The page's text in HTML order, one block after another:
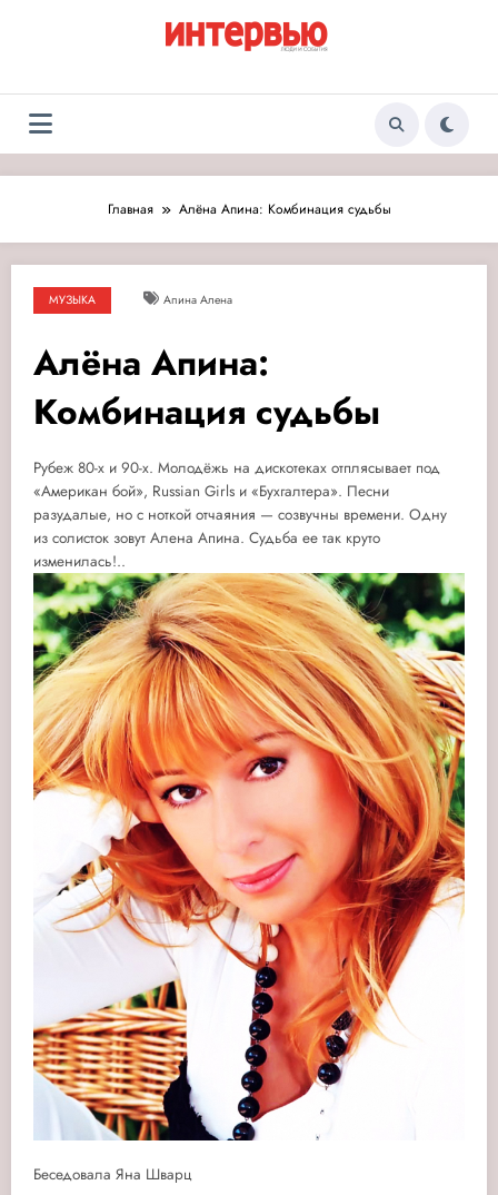
Журнал «Интервью:
Люди и события»
Люди и события
Главная Алёна Апина: Комбинация судьбы
МУЗЫКА Апина Алена
Алёна Апина:
Комбинация судьбы
Рубеж 80-х и 90-х. Молодёжь на дискотеках отплясывает под
«Американ бой», Russian Girls и «Бухгалтера». Песни
разудалые, но с ноткой отчаяния — созвучны времени. Одну
из солисток зовут Алена Апина. Судьба ее так круто
изменилась!..
Беседовала Яна Шварц